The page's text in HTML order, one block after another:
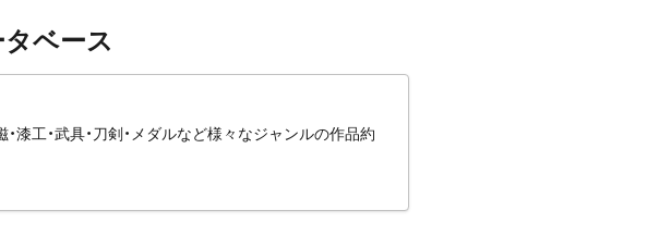
ベース
・漆工・武具・刀剣・メダルなど様々なジャンルの作品約